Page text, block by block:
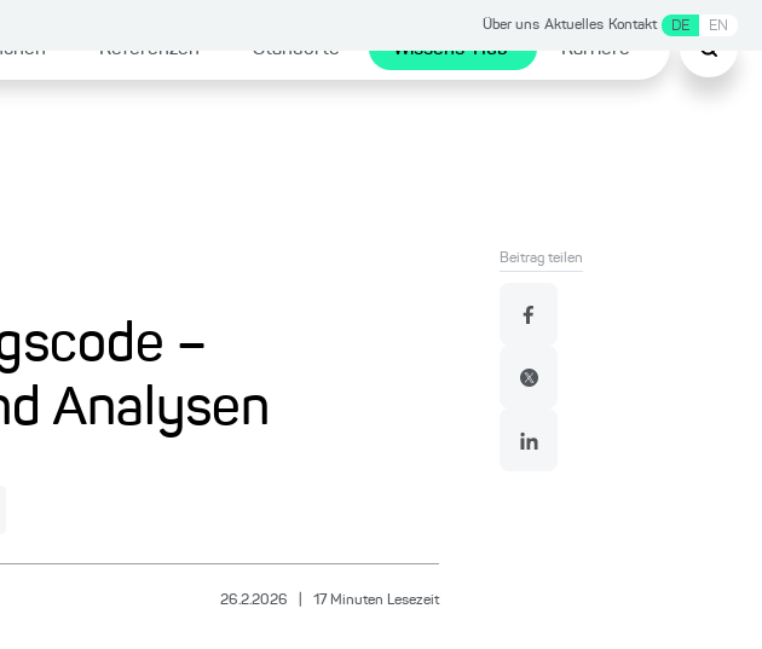
Über uns Aktuelles Kontakt DE EN
Referenzen Standorte Wissens-Hub Karriere
–
Analysen
26.2.2026 17 Minuten Lesezeit
Beitrag teilen